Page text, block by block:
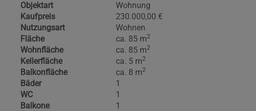
Objektart
Wohnung
Kaufpreis
230.000,00 €
Nutzungsart
Wohnen
Fläche
ca. 85 m2
Wohnfläche ca. 85 m2
Kellerfläche ca. 5 m2
Balkonfläche ca. 8 m2
Bäder
1
WC
1
Balkone
1